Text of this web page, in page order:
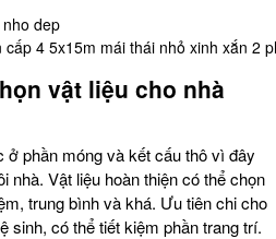
4 5x15m mái thái nhỏ xinh xắn 2
vật liệu cho nhà
ở phần móng và kết cấu thô vì đây
nhà. Vật liệu hoàn thiện có thể chọn
trung bình và khá. Ưu tiên chi cho
sinh, có thể tiết kiệm phần trang trí.